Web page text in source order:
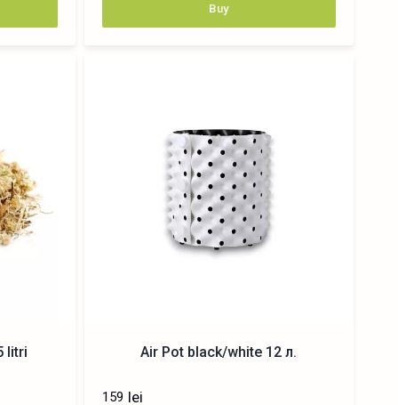
Buy
litri Air Pot black/white 12 л.
159 lei